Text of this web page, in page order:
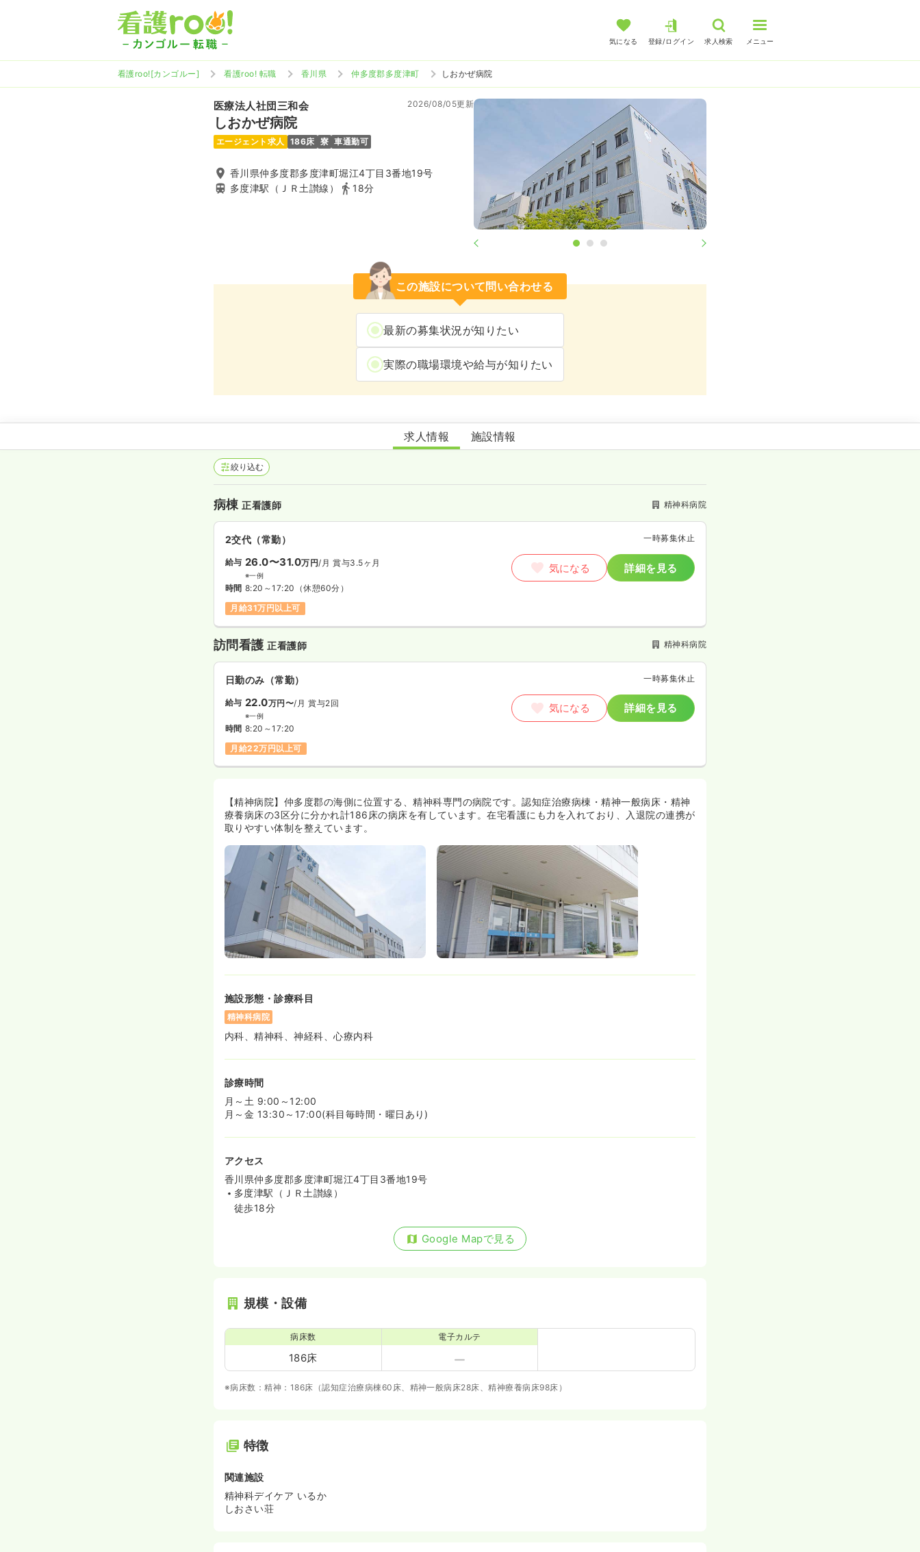
気になる 登録/ログイン 求人検索 メニュー
看護roo![カンゴルー] 看護roo! 転職 香川県 仲多度郡多度津町 しおかぜ病院
医療法人社団三和会
しおかぜ病院
2026/08/05更新
エージェント求人 186床 寮 車通勤可
香川県仲多度郡多度津町堀江4丁目3番地19号
多度津駅（ＪＲ土讃線）
18分
この施設について問い合わせる
最新の募集状況が知りたい
実際の職場環境や給与が知りたい
しおかぜ病院
求人情報 施設情報
絞り込む
病棟正看護師 精神科病院
2交代（常勤） 一時募集休止
給与 26.0〜31.0万円/月 賞与3.5ヶ月
※一例
時間 8:20～17:20 （休憩60分）
月給31万円以上可
気になる 詳細を見る
訪問看護正看護師 精神科病院
日勤のみ（常勤） 一時募集休止
給与 22.0万円〜/月 賞与2回
※一例
時間 8:20～17:20
月給22万円以上可
気になる 詳細を見る
【精神病院】仲多度郡の海側に位置する、精神科専門の病院です。認知症治療病棟・精神一般病床・精神
療養病床の3区分に分かれ計186床の病床を有しています。在宅看護にも力を入れており、入退院の連携が
取りやすい体制を整えています。
施設形態・診療科目
精神科病院
内科、精神科、神経科、心療内科
診療時間
月～土 9:00～12:00
月～金 13:30～17:00(科目毎時間・曜日あり)
アクセス
香川県仲多度郡多度津町堀江4丁目3番地19号
多度津駅（ＪＲ土讃線）
徒歩18分
Google Mapで見る
規模・設備
病床数
186床
電子カルテ
※病床数：精神：186床（認知症治療病棟60床、精神一般病床28床、精神療養病床98床）
特徴
関連施設
精神科デイケア いるか
しおさい荘